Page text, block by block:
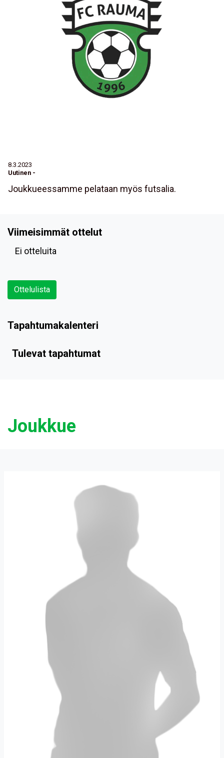
8.3.2023
Uutinen -
Joukkueessamme pelataan myös futsalia.
Viimeisimmät ottelut
Ei otteluita
Ottelulista
Tapahtumakalenteri
Tulevat tapahtumat
Joukkue